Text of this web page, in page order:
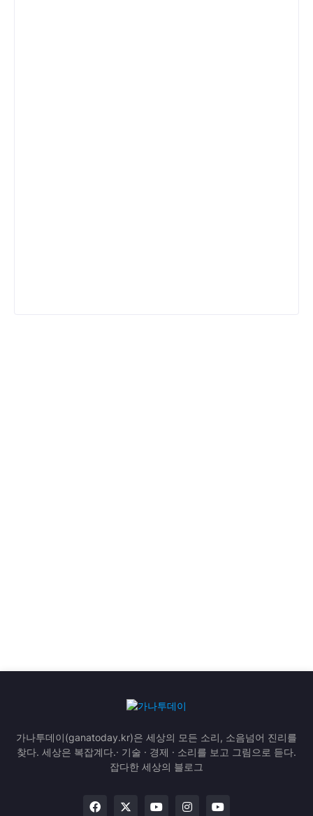
가나투데이(ganatoday.kr)은 세상의 모든 소리, 소음넘어 진리를
찾다. 세상은 복잡계다.· 기술 · 경제 · 소리를 보고 그림으로 듣다.
잡다한 세상의 블로그